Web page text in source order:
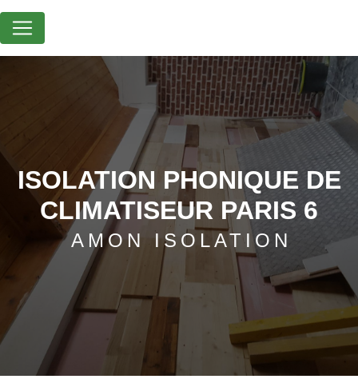
ISOLATION PHONIQUE DE
CLIMATISEUR PARIS 6
AMON ISOLATION
Panneau de gestion des cookies